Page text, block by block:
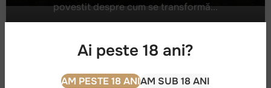
Ai peste 18 ani?
AM PESTE 18 ANIAM SUB 18 ANI
Planurile de reconstrucție și modernizare a fabricii
povestit despre cum se transformă...